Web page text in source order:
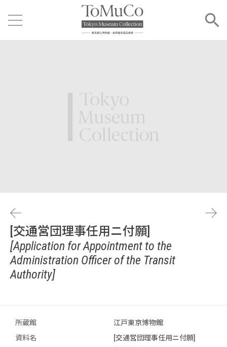
[交通営団理事任用ニ付願]
[Application for Appointment to the
Administration Officer of the Transit
Authority]
所蔵館
江戸東京博物館
資料名
[交通営団理事任用ニ付願]